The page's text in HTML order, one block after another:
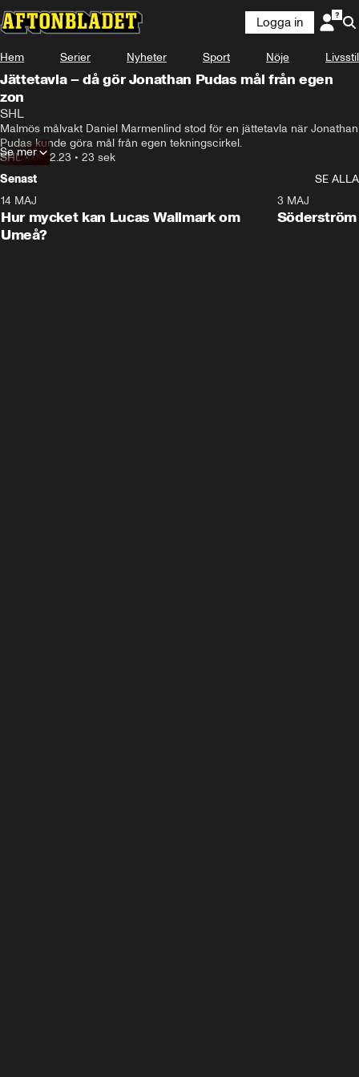
Logga in
Hem Serier Nyheter Sport Nöje Livsstil
Jättetavla – då gör Jonathan Pudas mål från egen
zon
SHL
Malmös målvakt Daniel Marmenlind stod för en jättetavla när Jonathan
Pudas kunde göra mål från egen tekningscirkel.
SHL•09.12.23 • 23 sek
Se mer
Senast
SE ALLA
Plus
14 MAJ
Hur mycket kan Lucas Wallmark om
Umeå?
3 MAJ